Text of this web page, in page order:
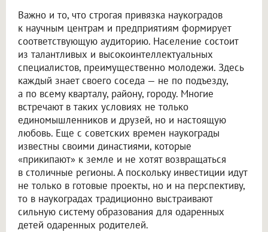
Важно и то, что строгая привязка наукоградов
к научным центрам и предприятиям формирует
соответствующую аудиторию. Население состоит
из талантливых и высокоинтеллектуальных
специалистов, преимущественно молодежи. Здесь
каждый знает своего соседа — не по подъезду,
а по всему кварталу, району, городу. Многие
встречают в таких условиях не только
единомышленников и друзей, но и настоящую
любовь. Еще с советских времен наукограды
известны своими династиями, которые
«прикипают» к земле и не хотят возвращаться
в столичные регионы. А поскольку инвестиции идут
не только в готовые проекты, но и на перспективу,
то в наукоградах традиционно выстраивают
сильную систему образования для одаренных
детей одаренных родителей.